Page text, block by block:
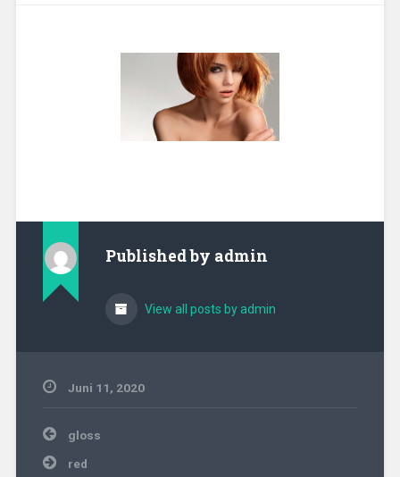
Published by admin
View all posts by admin
Juni 11, 2020
Beitragsnavigation
gloss
red